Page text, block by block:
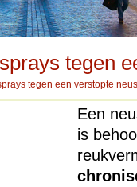
tegen
tegen een verstopte neus
Een
is